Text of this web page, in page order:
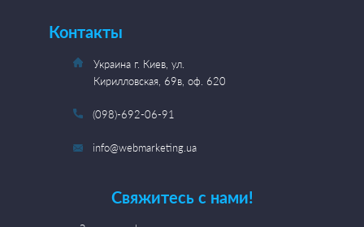
Контакты
Украина г. Киев, ул.
Кирилловская, 69в, оф. 620
(098)-692-06-91
info@webmarketing.ua
Свяжитесь с нами!